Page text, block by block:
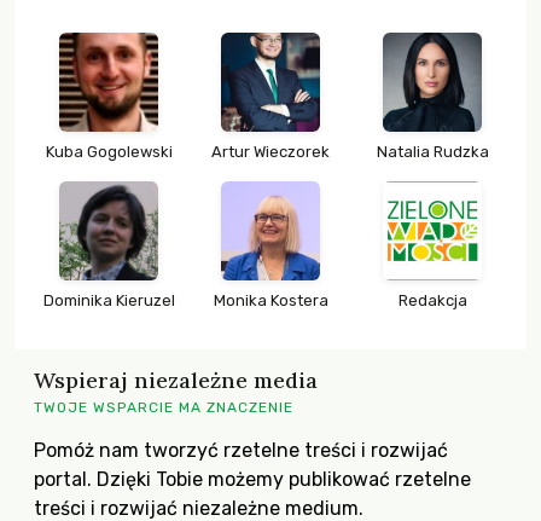
Kuba Gogolewski Artur Wieczorek Natalia Rudzka
Dominika Kieruzel Monika Kostera Redakcja
Wspieraj niezależne media
TWOJE WSPARCIE MA ZNACZENIE
Pomóż nam tworzyć rzetelne treści i rozwijać
portal. Dzięki Tobie możemy publikować rzetelne
treści i rozwijać niezależne medium.